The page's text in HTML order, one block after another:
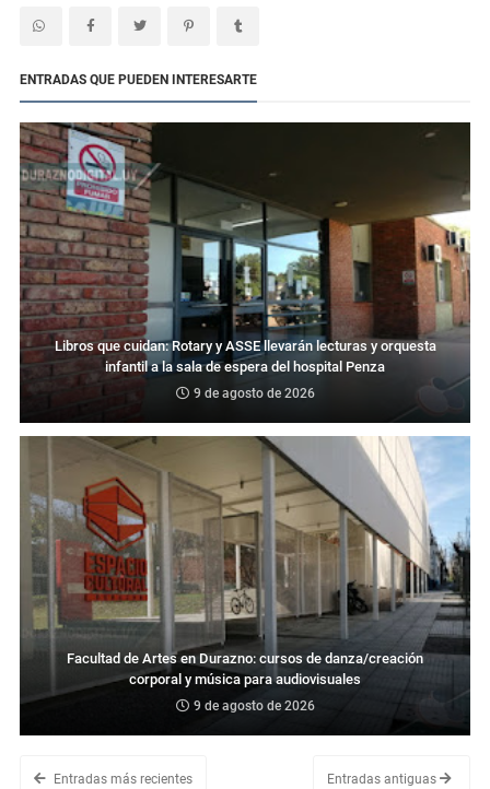
ENTRADAS QUE PUEDEN INTERESARTE
Libros que cuidan: Rotary y ASSE llevarán lecturas y orquesta
infantil a la sala de espera del hospital Penza
9 de agosto de 2026
Facultad de Artes en Durazno: cursos de danza/creación
corporal y música para audiovisuales
9 de agosto de 2026
Entradas más recientes Entradas antiguas